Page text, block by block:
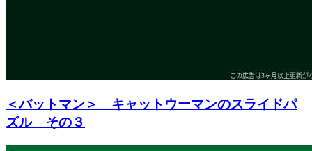
＜バットマン＞ キャットウーマンのスライドパ
ズル その３